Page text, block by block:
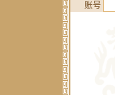
账号